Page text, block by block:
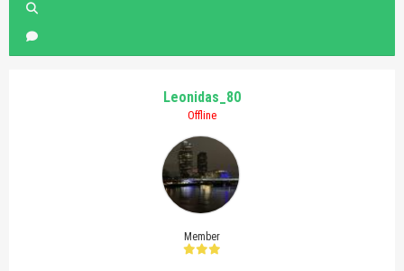
Leonidas_80
Offline
Member